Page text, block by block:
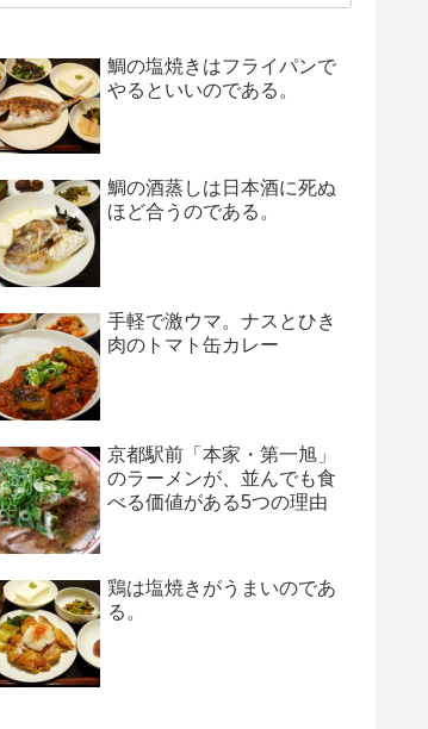
鯛の塩焼きはフライパンで
やるといいのである。
鯛の酒蒸しは日本酒に死ぬ
ほど合うのである。
手軽で激ウマ。ナスとひき
肉のトマト缶カレー
京都駅前「本家・第一旭」
のラーメンが、並んでも食
べる価値がある5つの理由
鶏は塩焼きがうまいのであ
る。